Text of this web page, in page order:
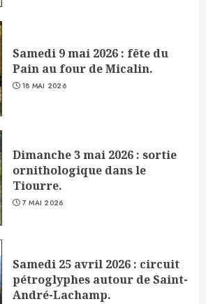
Samedi 9 mai 2026 : fête du
Pain au four de Micalin.
18 MAI 2026
Dimanche 3 mai 2026 : sortie
ornithologique dans le
Tiourre.
7 MAI 2026
Samedi 25 avril 2026 : circuit
pétroglyphes autour de Saint-
André-Lachamp.